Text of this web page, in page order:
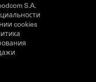
S.A.
cookies